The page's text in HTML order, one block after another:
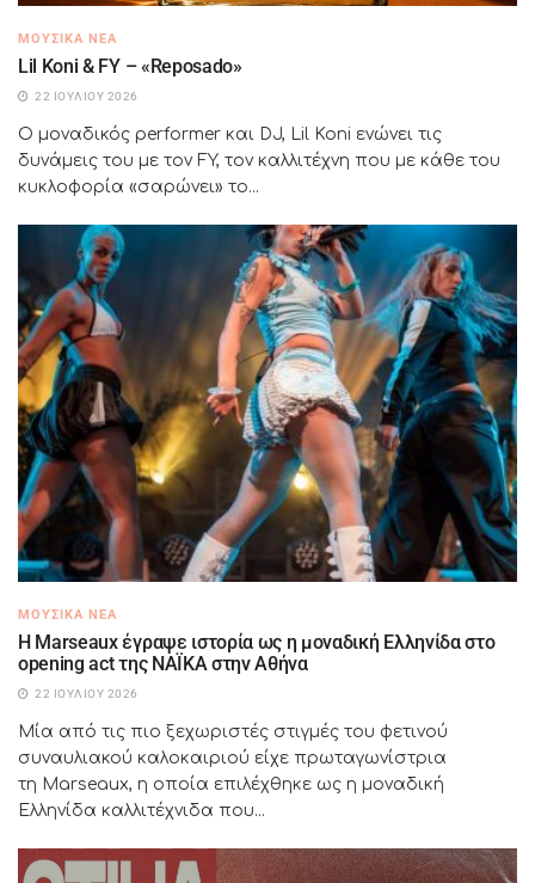
ΜΟΥΣΙΚΆ ΝΈΑ
Lil Koni & FY – «Reposado»
22 ΙΟΥΛΊΟΥ 2026
Ο μοναδικός performer και DJ, Lil Koni ενώνει τις
δυνάμεις του με τον FY, τον καλλιτέχνη που με κάθε του
κυκλοφορία «σαρώνει» το...
ΜΟΥΣΙΚΆ ΝΈΑ
H Marseaux έγραψε ιστορία ως η μοναδική Ελληνίδα στο
opening act της NAÏKA στην Αθήνα
22 ΙΟΥΛΊΟΥ 2026
Μία από τις πιο ξεχωριστές στιγμές του φετινού
συναυλιακού καλοκαιριού είχε πρωταγωνίστρια
τη Marseaux, η οποία επιλέχθηκε ως η μοναδική
Ελληνίδα καλλιτέχνιδα που...